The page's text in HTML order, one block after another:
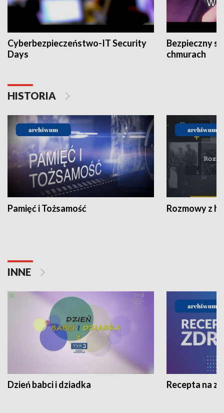
Cyberbezpieczeństwo-IT Security
Days
Bezpieczny
chmurach
HISTORIA
Pamięć i Tożsamość Rozmowy z
INNE
Dzień babci i dziadka Recepta na